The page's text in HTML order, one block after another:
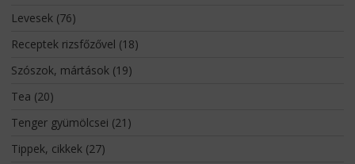
Levesek(76)
Receptek rizsfőzővel (18)
Szószok, mártások(19)
Tea (20)
Tenger gyümölcsei (21)
Tippek, cikkek(27)